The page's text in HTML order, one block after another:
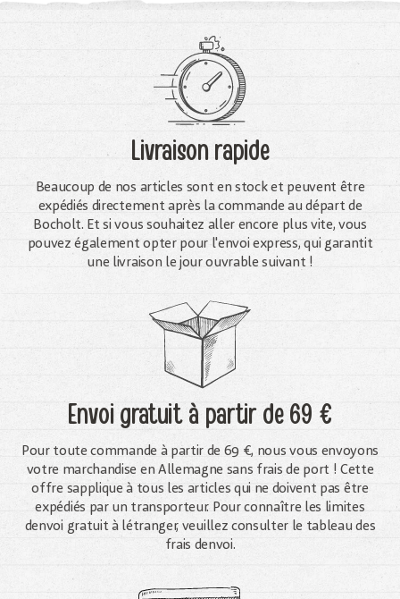
Livraison rapide
Beaucoup de nos articles sont en stock et peuvent être
expédiés directement après la commande au départ de
Bocholt. Et si vous souhaitez aller encore plus vite, vous
pouvez également opter pour l'envoi express, qui garantit
une livraison le jour ouvrable suivant !
Envoi gratuità partir de 69 €
Pour toute commande à partir de 69 €, nous vous envoyons
votre marchandise en Allemagne sans frais de port ! Cette
offre sapplique à tous les articles qui ne doivent pas être
expédiés par un transporteur. Pour connaître les limites
denvoi gratuit à létranger, veuillez consulter le tableau des
frais denvoi.